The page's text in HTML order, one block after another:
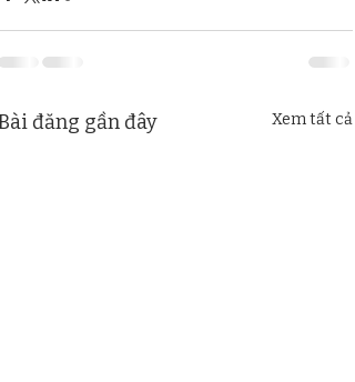
đăng gần đây Xem tất cả